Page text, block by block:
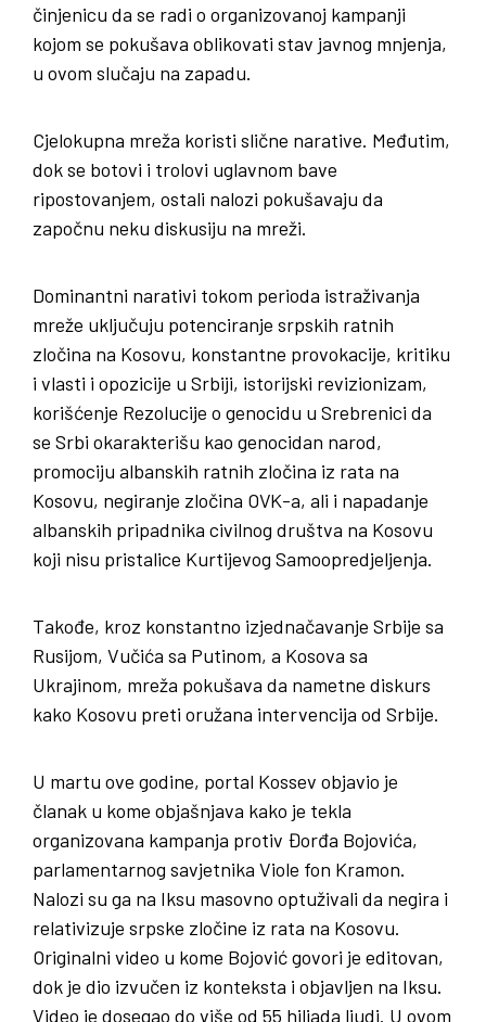
činjenicu da se radi o organizovanoj kampanji
kojom se pokušava oblikovati stav javnog mnjenja,
u ovom slučaju na zapadu.
Cjelokupna mreža koristi slične narative. Međutim,
dok se botovi i trolovi uglavnom bave
ripostovanjem, ostali nalozi pokušavaju da
započnu neku diskusiju na mreži.
Dominantni narativi tokom perioda istraživanja
mreže uključuju potenciranje srpskih ratnih
zločina na Kosovu, konstantne provokacije, kritiku
i vlasti i opozicije u Srbiji, istorijski revizionizam,
korišćenje Rezolucije o genocidu u Srebrenici da
se Srbi okarakterišu kao genocidan narod,
promociju albanskih ratnih zločina iz rata na
Kosovu, negiranje zločina OVK-a, ali i napadanje
albanskih pripadnika civilnog društva na Kosovu
koji nisu pristalice Kurtijevog Samoopredjeljenja.
Takođe, kroz konstantno izjednačavanje Srbije sa
Rusijom, Vučića sa Putinom, a Kosova sa
Ukrajinom, mreža pokušava da nametne diskurs
kako Kosovu preti oružana intervencija od Srbije.
U martu ove godine, portal Kossev objavio je
članak u kome objašnjava kako je tekla
organizovana kampanja protiv Đorđa Bojovića,
parlamentarnog savjetnika Viole fon Kramon.
Nalozi su ga na Iksu masovno optuživali da negira i
relativizuje srpske zločine iz rata na Kosovu.
Originalni video u kome Bojović govori je editovan,
dok je dio izvučen iz konteksta i objavljen na Iksu.
Video je dosegao do više od 55 hiljada ljudi. U ovom